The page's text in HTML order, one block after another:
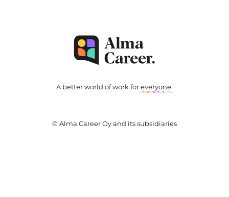
A better world of work foreveryone.
© Alma Career Oy and its subsidiaries